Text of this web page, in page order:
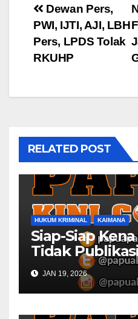
Post
navigation
Dewan Pers,
PWI, IJTI, AJI, LBH
Pers, LPDS Tolak
RKUHP
RELATED POST
HUKUM KRIMINAL KAIMANA
Siap-Siap
Tidak
Desa
JAN 19, 2026